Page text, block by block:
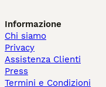
Informazione
Chi siamo
Privacy
Assistenza Clienti
Press
Termini e Condizioni